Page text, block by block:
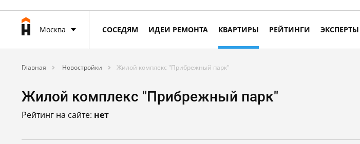
Москва СОСЕДЯМ ИДЕИ РЕМОНТА КВАРТИРЫ РЕЙТИНГИ ЭКСПЕРТЫ
Главная Новостройки Жилой комплекс "Прибрежный парк"
Жилой комплекс "Прибрежный парк"
Рейтинг на сайте: нет